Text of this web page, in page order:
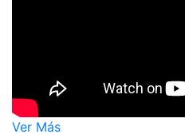
Ver Más